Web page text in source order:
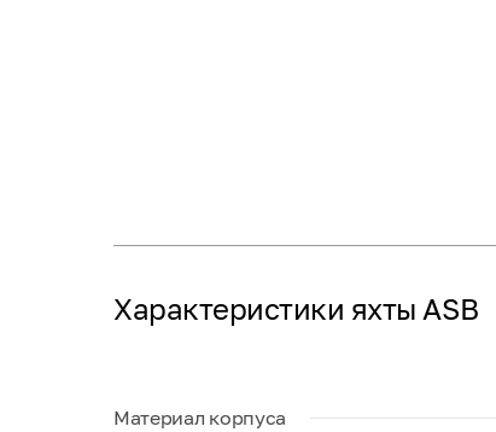
Характеристики яхты ASB
Материал корпуса